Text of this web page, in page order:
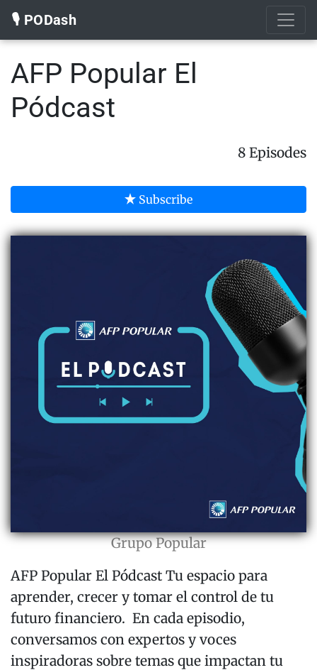
🎙️ PODash
AFP Popular El
Pódcast
8 Episodes
Subscribe
Grupo Popular
AFP Popular El Pódcast Tu espacio para
aprender, crecer y tomar el control de tu
futuro financiero. En cada episodio,
conversamos con expertos y voces
inspiradoras sobre temas que impactan tu